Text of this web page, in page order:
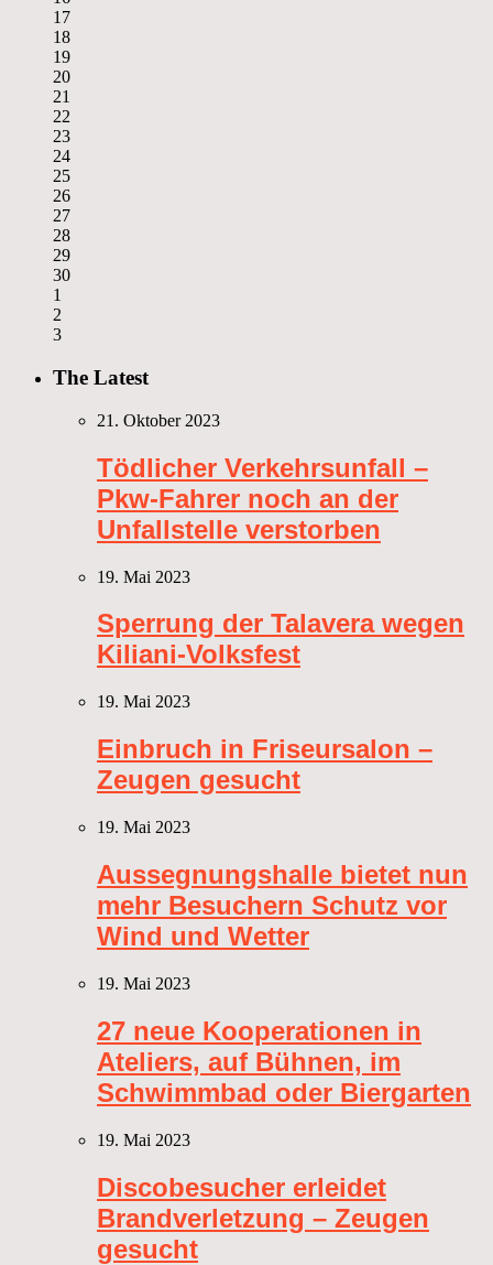
17
18
19
20
21
22
23
24
25
26
27
28
29
30
1
2
3
The Latest
21. Oktober 2023
Tödlicher Verkehrsunfall –
Pkw-Fahrer noch an der
Unfallstelle verstorben
19. Mai 2023
Sperrung der Talavera wegen
Kiliani-Volksfest
19. Mai 2023
Einbruch in Friseursalon –
Zeugen gesucht
19. Mai 2023
Aussegnungshalle bietet nun
mehr Besuchern Schutz vor
Wind und Wetter
19. Mai 2023
27 neue Kooperationen in
Ateliers, auf Bühnen, im
Schwimmbad oder Biergarten
19. Mai 2023
Discobesucher erleidet
Brandverletzung – Zeugen
gesucht